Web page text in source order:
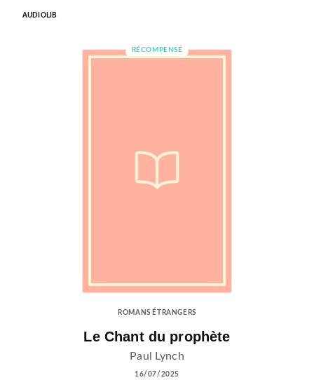
AUDIOLIB
RÉCOMPENSÉ
ROMANS ÉTRANGERS
Le Chant du prophète
Paul Lynch
16/07/2025